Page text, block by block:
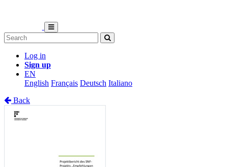
Log in
Sign up
EN
English Français Deutsch Italiano
Back